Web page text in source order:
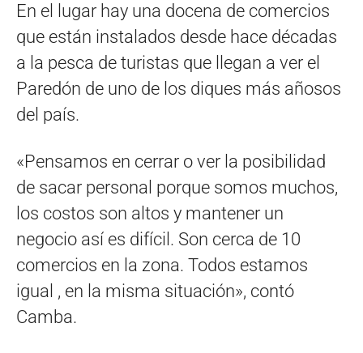
En el lugar hay una docena de comercios
que están instalados desde hace décadas
a la pesca de turistas que llegan a ver el
Paredón de uno de los diques más añosos
del país.
«Pensamos en cerrar o ver la posibilidad
de sacar personal porque somos muchos,
los costos son altos y mantener un
negocio así es difícil. Son cerca de 10
comercios en la zona. Todos estamos
igual , en la misma situación», contó
Camba.